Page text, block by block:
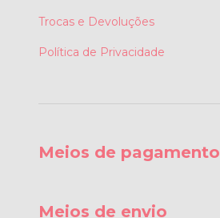
Trocas e Devoluções
Política de Privacidade
Meios de pagamento
Meios de envio